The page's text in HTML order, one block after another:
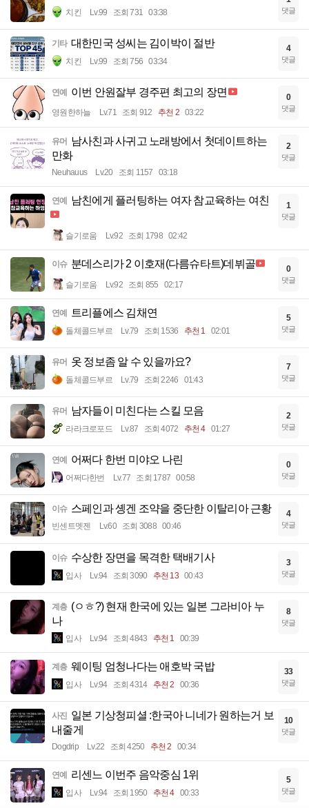
치킨 Lv.99 조회 731 03:38 댓글
기타 대한민국 성씨는 김이박이 절반
치킨 Lv.99 조회 756 03:34
4
댓글
연예 이번 안원잘부 경주편 최고의 장면
영원한하늘 Lv.71 조회 912 추천 2 03:22
0
댓글
유머 남사친과 사귀고 노래방에서 첫데이트하는
만화
Neuhauus Lv.20 조회 1157 03:18
2
댓글
연예 남친에게 플러팅하는 여자 참교육하는 여친
슬기로움 Lv.92 조회 1798 02:42
1
댓글
이슈 분데스리가 2 이호재(다름슈타트)데뷔골
슬기로움 Lv.92 조회 855 02:17
0
댓글
연예 트리플에스 김채연
돌체콜드부르 Lv.79 조회 1536 추천 1 02:01
5
댓글
유머 옷 정보좀 알 수 있을까요?
돌체콜드부르 Lv.79 조회 2246 01:43
7
댓글
유머 남자들이 미친다는 스킬 모음
라라크로포드 Lv.87 조회 4072 추천 4 01:27
2
댓글
연예 어쩌다 한번 미야오 나린
어쩌다한번 Lv.77 조회 1787 00:58
0
댓글
이슈 스페인과 솅겐 조약을 중단한 이탈리아 근황
빈센트멧젠 Lv.60 조회 3088 00:46
4
댓글
이슈 수상한 장면을 목격한 택배기사
입사 Lv.94 조회 3090 추천 13 00:43
3
댓글
계층 (ㅇㅎ?) 현재 한국에 있는 일본 그라비아 누
나
입사 Lv.94 조회 4843 추천 1 00:39
8
댓글
계층 웨이팅 엄청나다는 애호박 국밥
입사 Lv.94 조회 4314 추천 2 00:36
33
댓글
사진 일본 기상청피셜 :한국아 니네가 원하는거 보
내줄게
Dogdrip Lv.22 조회 4250 추천 2 00:34
10
댓글
연예 리센느 이번주 음악중심 1위
입사 Lv.94 조회 1950 추천 4 00:33
5
댓글